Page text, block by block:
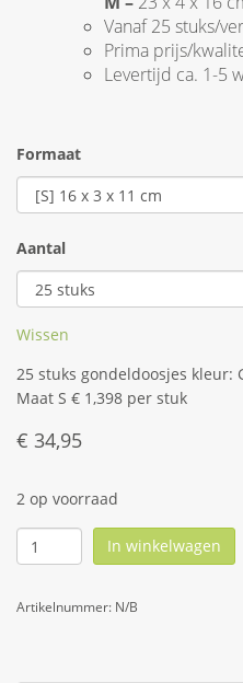
Vanaf 25 stuks/
Prima prijs/
Levertijd ca. 1-5
Formaat
Aantal
Wissen
25 stuks gondeldoosjes kleur:
Maat S € 1,398 per stuk
€ 34,95
2 op voorraad
In winkelwagen
Artikelnummer: N/B